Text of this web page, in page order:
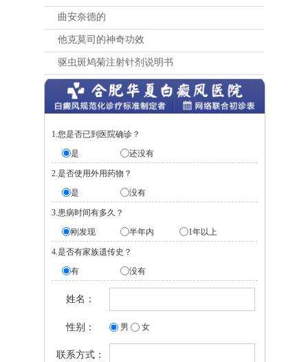
曲安奈德的
他克莫司的神奇功效
驱虫斑鸠菊注射针剂说明书
1.您是否已到医院确诊？
是
还没有
2.是否使用外用药物？
是
没有
3.患病时间有多久？
刚发现
半年内 1年以上
4.是否有家族遗传史？
有
没有
姓名：
性别： 男 女
联系方式：